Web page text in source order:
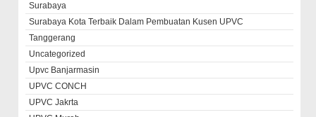
Surabaya
Surabaya Kota Terbaik Dalam Pembuatan Kusen UPVC
Tanggerang
Uncategorized
Upvc Banjarmasin
UPVC CONCH
UPVC Jakrta